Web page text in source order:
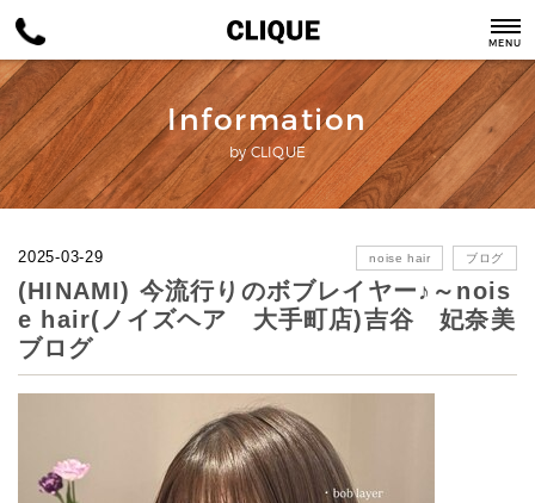
MENU
Information
by CLIQUE
2025-03-29 noise hair ブログ
(HINAMI) 今流行りのボブレイヤー♪～nois
e hair(ノイズヘア 大手町店)吉谷 妃奈美
ブログ